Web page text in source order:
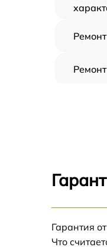
Гарантия
Что